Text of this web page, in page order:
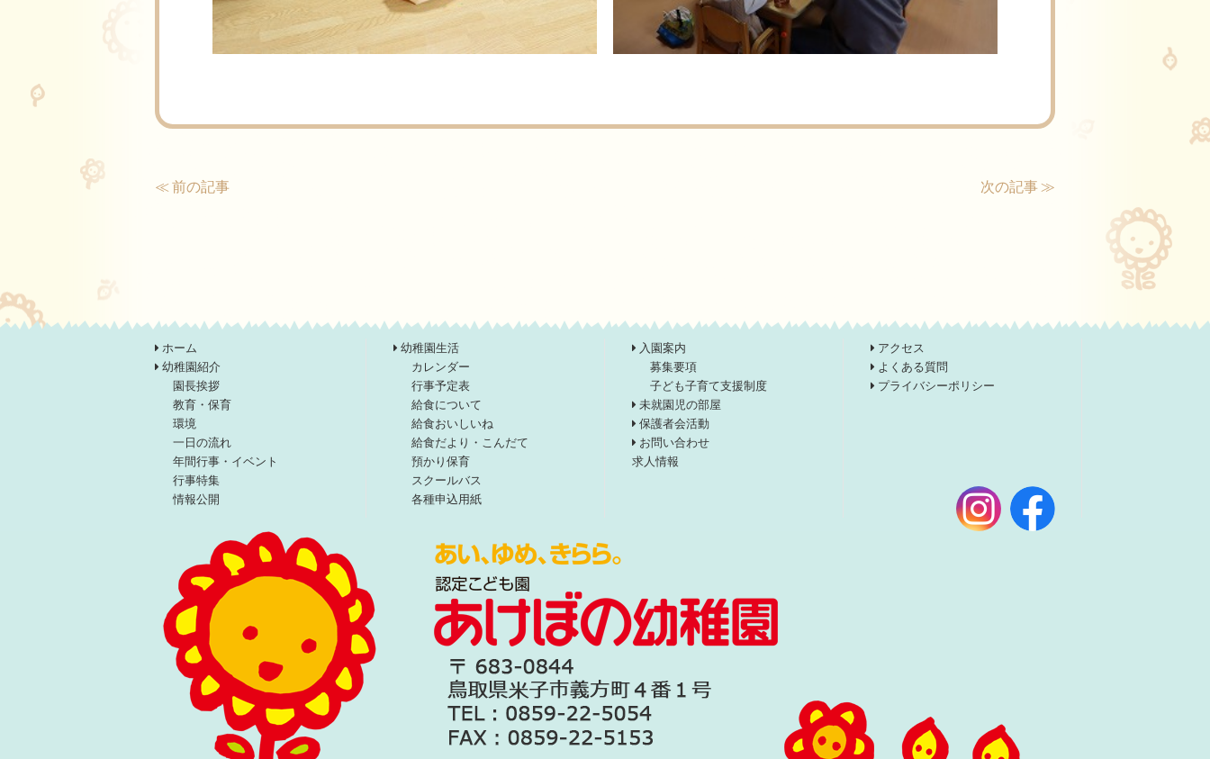
≪ 前の記事 次の記事 ≫
ホーム
幼稚園紹介
園長挨拶
教育・保育
環境
一日の流れ
年間行事・イベント
行事特集
情報公開
幼稚園生活
カレンダー
行事予定表
給食について
給食おいしいね
給食だより・こんだて
預かり保育
スクールバス
各種申込用紙
入園案内
募集要項
子ども子育て支援制度
未就園児の部屋
保護者会活動
お問い合わせ
求人情報
アクセス
よくある質問
プライバシーポリシー